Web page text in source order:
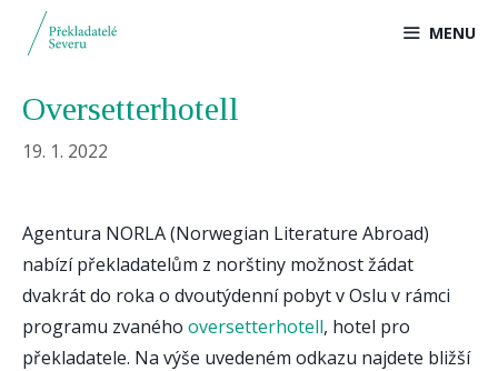
Přeskočit
MENU
Oversetterhotell
19. 1. 2022
Agentura NORLA (Norwegian Literature Abroad)
nabízí překladatelům z norštiny možnost žádat
dvakrát do roka o dvoutýdenní pobyt v Oslu v rámci
programu zvaného oversetterhotell, hotel pro
překladatele. Na výše uvedeném odkazu najdete bližší